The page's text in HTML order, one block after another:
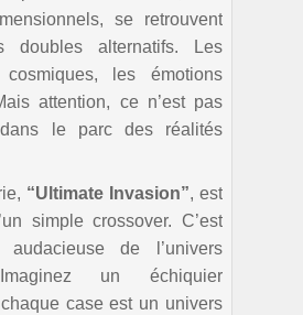
se retrouvent
doubles alternatifs. Les
les émotions
attention, ce n’est pas
le parc des réalités
“Ultimate Invasion”, est
simple crossover. C’est
de l’univers
un échiquier
case est un univers